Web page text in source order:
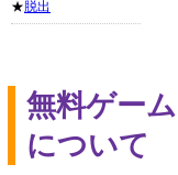
★ 脱出
無料ゲー
について